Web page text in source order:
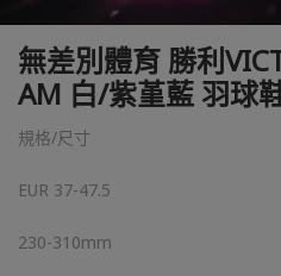
無差別體育 勝利
AM 白/紫堇藍 羽球
規格/尺寸
EUR 37-47.5
230-310mm